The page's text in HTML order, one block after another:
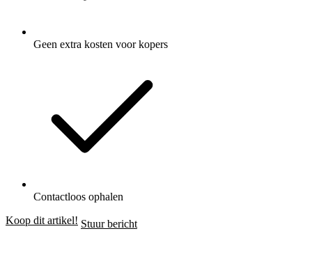
Geen extra kosten voor kopers
Contactloos ophalen
Koop dit artikel! Stuur bericht